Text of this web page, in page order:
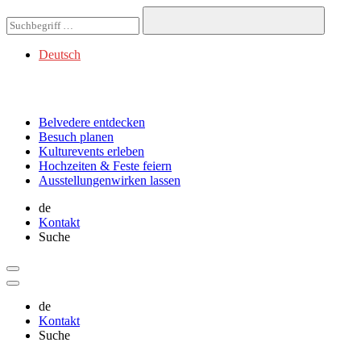
Deutsch
Belvedere entdecken
Besuch planen
Kulturevents erleben
Hochzeiten & Feste feiern
Ausstellungenwirken lassen
de
Kontakt
Suche
de
Kontakt
Suche